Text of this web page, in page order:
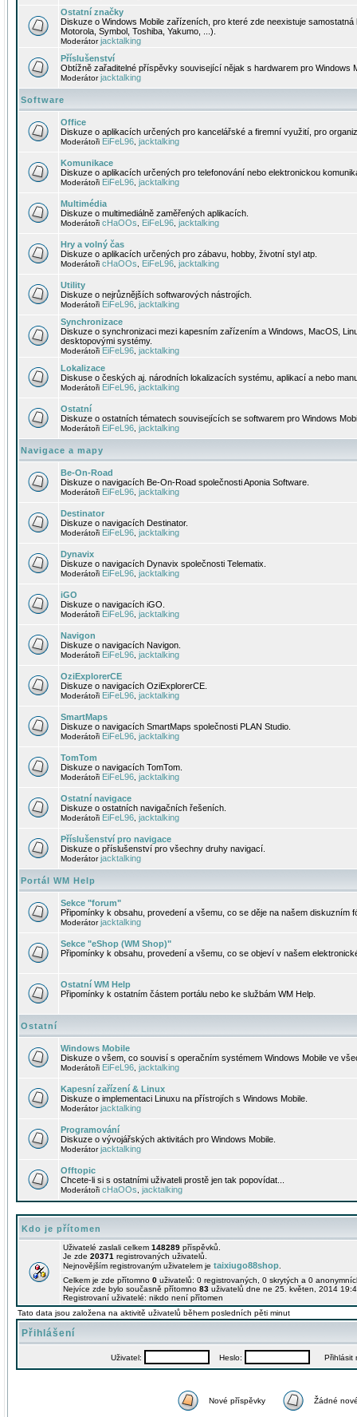
Ostatní značky
Diskuze o Windows Mobile zařízeních, pro které zde neexistuje
Motorola, Symbol, Toshiba, Yakumo, ...).
Moderátorjacktalking
Příslušenství
Obtížně zařaditelné příspěvky související nějak s hardwarem pro Windows
Moderátorjacktalking
Software
Office
Diskuze o aplikacích určených pro kancelářské a firemní využití, pro
Moderátoři EiFeL96 jacktalking
Komunikace
Diskuze o aplikacích určených pro telefonování nebo elektronickou
Moderátoři EiFeL96 jacktalking
Multimédia
Diskuze o multimediálně zaměřených aplikacích.
Moderátoři cHaOOs EiFeL96 jacktalking
Hry a volný čas
Diskuze o aplikacích určených pro zábavu, hobby, životní styl atp.
Moderátoři cHaOOs EiFeL96 jacktalking
Utility
Diskuze o nejrůznějších softwarových nástrojích.
Moderátoři EiFeL96 jacktalking
Synchronizace
Diskuze o synchronizaci mezi kapesním zařízením a Windows, MacOS,
desktopovými systémy.
Moderátoři EiFeL96 jacktalking
Lokalizace
Diskuse o českých aj. národních lokalizacích systému, aplikací a nebo
Moderátoři EiFeL96 jacktalking
Ostatní
Diskuze o ostatních tématech souvisejících se softwarem pro Windows
Moderátoři EiFeL96 jacktalking
Navigace a mapy
Be-On-Road
Diskuze o navigacích Be-On-Road společnosti Aponia Software.
Moderátoři EiFeL96 jacktalking
Destinator
Diskuze o navigacích Destinator.
Moderátoři EiFeL96 jacktalking
Dynavix
Diskuze o navigacích Dynavix společnosti Telematix.
Moderátoři EiFeL96 jacktalking
iGO
Diskuze o navigacích iGO.
Moderátoři EiFeL96 jacktalking
Navigon
Diskuze o navigacích Navigon.
Moderátoři EiFeL96 jacktalking
OziExplorerCE
Diskuze o navigacích OziExplorerCE.
Moderátoři EiFeL96 jacktalking
SmartMaps
Diskuze o navigacích SmartMaps společnosti PLAN Studio.
Moderátoři EiFeL96 jacktalking
TomTom
Diskuze o navigacích TomTom.
Moderátoři EiFeL96 jacktalking
Ostatní navigace
Diskuze o ostatních navigačních řešeních.
Moderátoři EiFeL96 jacktalking
Příslušenství pro navigace
Diskuze o příslušenství pro všechny druhy navigací.
Moderátorjacktalking
Portál WM Help
Sekce "forum"
Připomínky k obsahu, provedení a všemu, co se děje na našem diskuzním
Moderátorjacktalking
Sekce "eShop (WM Shop)"
Připomínky k obsahu, provedení a všemu, co se objeví v našem
Ostatní WM Help
Připomínky k ostatním částem portálu nebo ke službám WM Help.
Ostatní
Windows Mobile
Diskuze o všem, co souvisí s operačním systémem Windows Mobile ve
Moderátoři EiFeL96 jacktalking
Kapesní zařízení & Linux
Diskuze o implementaci Linuxu na přístrojích s Windows Mobile.
Moderátorjacktalking
Programování
Diskuze o vývojářských aktivitách pro Windows Mobile.
Moderátorjacktalking
Offtopic
Chcete-li si s ostatními uživateli prostě jen tak popovídat...
Moderátoři cHaOOs jacktalking
Kdo je přítomen
Uživatelé zaslali celkem 148289 příspěvků.
Je zde 20371 registrovaných uživatelů.
Nejnovějším registrovaným uživatelem je taixiugo88shop
Celkem je zde přítomno 0 uživatelů: 0 registrovaných, 0 skrytých a 0
Nejvíce zde bylo současně přítomno 83 uživatelů dne ne 25. květen, 2014
Registrovaní uživatelé: nikdo není přítomen
Tato data jsou založena na aktivitě uživatelů během posledních pěti minut
Přihlášení
Uživatel: Heslo: Přihlásit
Nové příspěvky Žádné